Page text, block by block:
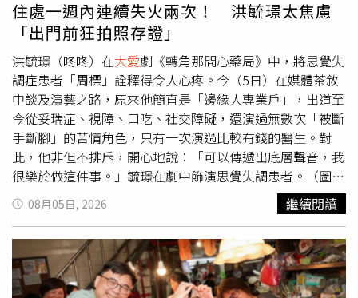
牌社》時，她還親自送了一件給日本男神高橋一生，並透過
翻譯向對方解釋：「就是生氣到某個地方都燃燒起來的意
思！」現場笑翻眾人。大愛劇《轉角那間心藥局》第一波媒
體茶敘，林子熙（左起）、許乃涵、洪毓璟。（圖／大愛）
住處一週內連續失火兩次！ 洪毓璟太焦慮
「出門前狂拍照存證」
洪毓璟（咚咚）在大愛劇《轉角那間心藥局》中，將思覺失
調症患者「周標」詮釋得令人心疼。今（5日）在媒體茶敘
中談及演藝之路，原來他簡直是「邊緣人專業戶」，出道至
今從妥瑞症、視障、口吃、社交障礙，還演過無數次「被斷
手斷腳」的苦情角色，只有一次演過比較有錢的醫生。對
此，他非但不排斥，開心地說：「可以傳遞出底層聲音，我
很樂於做這件事。」毓璟在劇中飾演思覺失調患者。（圖／
大愛
）會轉化為這股使命感，源於一段超催淚的往事。洪毓
璟分享，先前曾飾演過「慢飛天使」（發展遲緩者），收到
一名同樣患有輕度發展遲緩的觀眾私訊道謝，對方直言：
「謝謝你願意演這樣的角色。」該名觀眾甚至將他的演出片
段帶回特教學校分享給學弟妹，讓洪毓璟瞬間感受到演員這
份職業的重量，「後來覺得這是一種社會責任，希望透過演
08月05日, 2026 繼續閱讀